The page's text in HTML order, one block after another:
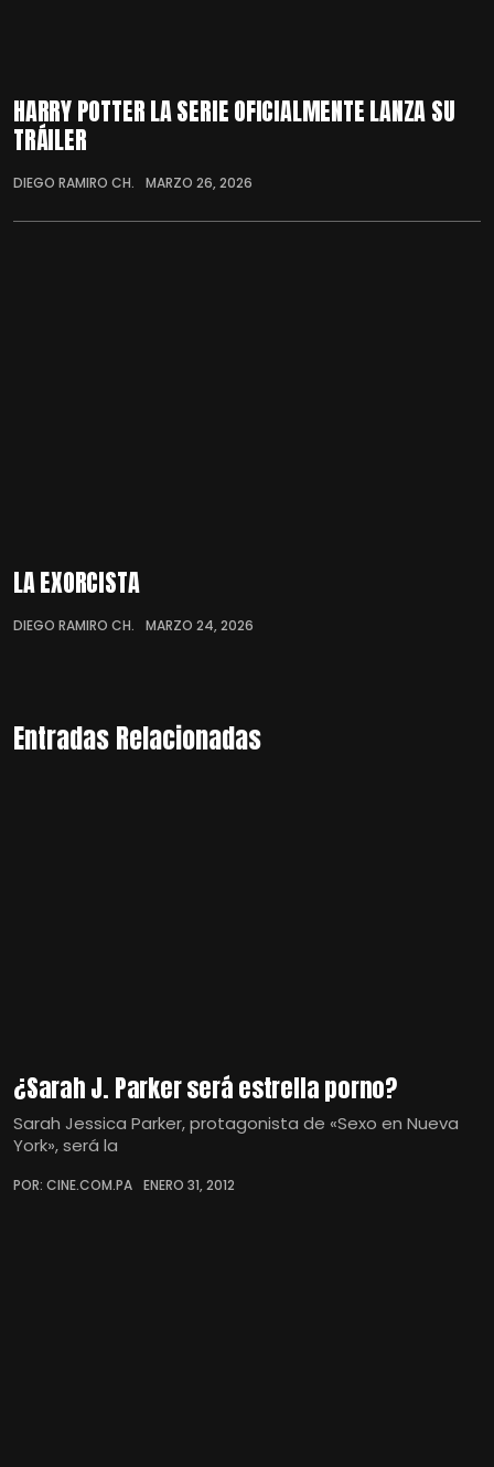
HARRY POTTER LA SERIE OFICIALMENTE LANZA SU
TRÁILER
DIEGO RAMIRO CH. MARZO 26, 2026
LA EXORCISTA
DIEGO RAMIRO CH. MARZO 24, 2026
Entradas Relacionadas
¿Sarah J. Parker será estrella porno?
Sarah Jessica Parker, protagonista de «Sexo en Nueva
York», será la
POR: CINE.COM.PA ENERO 31, 2012